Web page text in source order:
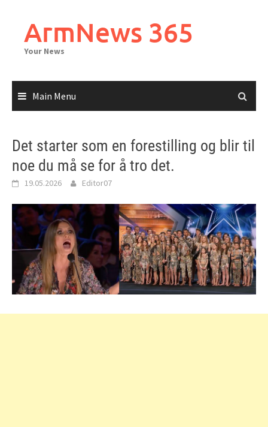
contentArmNews 365
Your News
Main Menu
Det starter som en forestilling og blir til
noe du må se for å tro det.
19.05.2026 Editor07